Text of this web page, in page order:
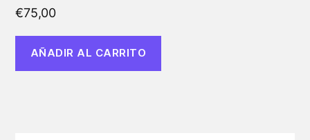
€75,00
AÑADIR AL CARRITO